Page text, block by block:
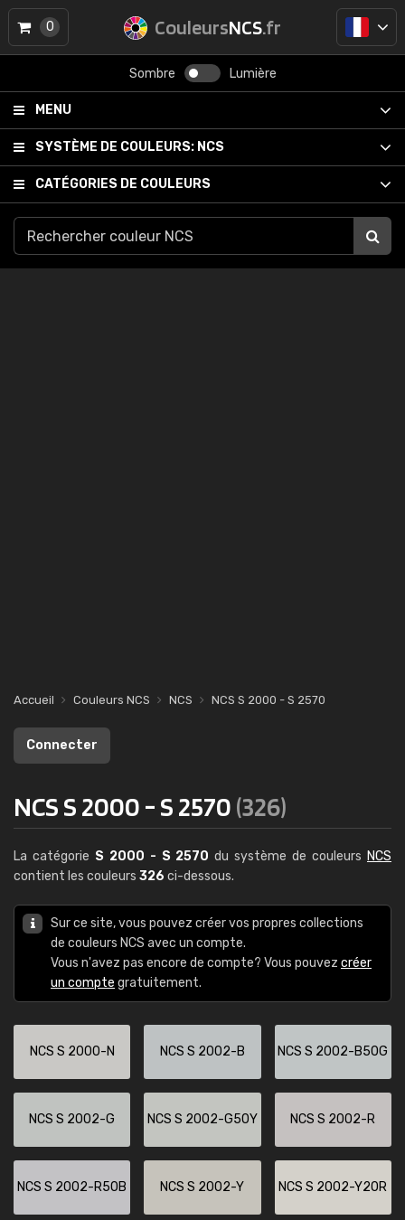
CouleursNCS.fr
Sombre Lumière
MENU
SYSTÈME DE COULEURS: NCS
CATÉGORIES DE COULEURS
0
Accueil Couleurs NCS NCS NCS S 2000 - S 2570
Connecter
NCS S 2000 - S 2570(326)
La catégorie S 2000 - S 2570 du système de couleurs NCS
contient les couleurs 326 ci-dessous.
Sur ce site, vous pouvez créer vos propres collections
de couleurs NCS avec un compte.
Vous n'avez pas encore de compte? Vous pouvez créer
un compte gratuitement.
NCS S 2000-N NCS S 2002-B NCS S 2002-B50G
NCS S 2002-G NCS S 2002-G50Y NCS S 2002-R
NCS S 2002-R50B NCS S 2002-Y NCS S 2002-Y20R